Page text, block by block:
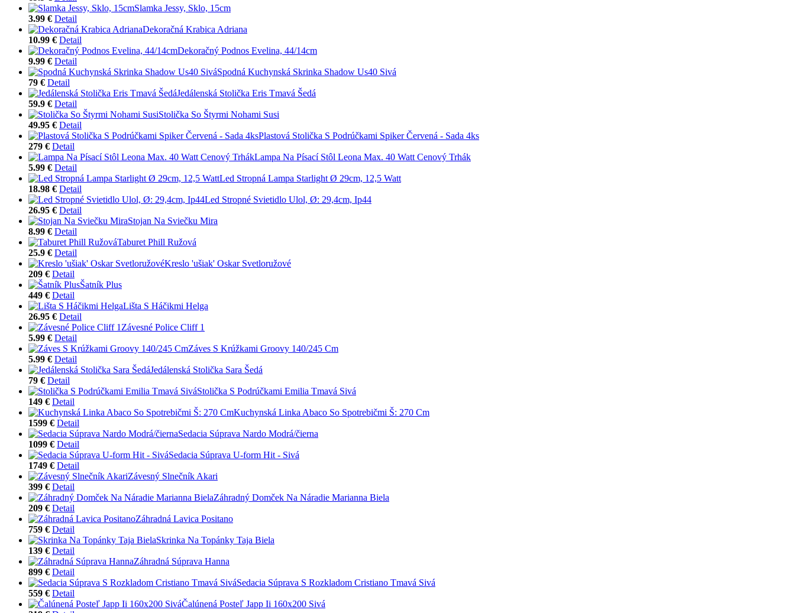
Slamka Jessy, Sklo, 15cm
3.99 € Detail
Dekoračná Krabica Adriana
10.99 € Detail
Dekoračný Podnos Evelina, 44/14cm
9.99 € Detail
Spodná Kuchynská Skrinka Shadow Us40 Sivá
79 € Detail
Jedálenská Stolička Eris Tmavá Šedá
59.9 € Detail
Stolička So Štyrmi Nohami Susi
49.95 € Detail
Plastová Stolička S Podrúčkami Spiker Červená - Sada 4ks
279 € Detail
Lampa Na Písací Stôl Leona Max. 40 Watt Cenový Trhák
5.99 € Detail
Led Stropná Lampa Starlight Ø 29cm, 12,5 Watt
18.98 € Detail
Led Stropné Svietidlo Ulol, Ø: 29,4cm, Ip44
26.95 € Detail
Stojan Na Sviečku Mira
8.99 € Detail
Taburet Phill Ružová
25.9 € Detail
Kreslo 'ušiak' Oskar Svetloružové
209 € Detail
Šatník Plus
449 € Detail
Lišta S Háčikmi Helga
26.95 € Detail
Závesné Police Cliff 1
5.99 € Detail
Záves S Krúžkami Groovy 140/245 Cm
5.99 € Detail
Jedálenská Stolička Sara Šedá
79 € Detail
Stolička S Podrúčkami Emilia Tmavá Sivá
149 € Detail
Kuchynská Linka Abaco So Spotrebičmi Š: 270 Cm
1599 € Detail
Sedacia Súprava Nardo Modrá/čierna
1099 € Detail
Sedacia Súprava U-form Hit - Sivá
1749 € Detail
Závesný Slnečník Akari
399 € Detail
Záhradný Domček Na Náradie Marianna Biela
209 € Detail
Záhradná Lavica Positano
759 € Detail
Skrinka Na Topánky Taja Biela
139 € Detail
Záhradná Súprava Hanna
899 € Detail
Sedacia Súprava S Rozkladom Cristiano Tmavá Sivá
559 € Detail
Čalúnená Posteľ Japp Ii 160x200 Sivá